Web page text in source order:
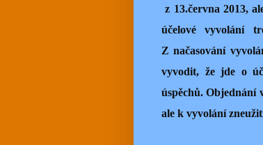
z 13.června 2013,
účelové vyvolání
Z načasování
vyvodit, že jde o
úspěchů. Objednání
ale k vyvolání